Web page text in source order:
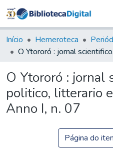
&
Início Hemeroteca
O
O Ytororó : jornal
politico, litterario
Anno I, n. 07
Página do